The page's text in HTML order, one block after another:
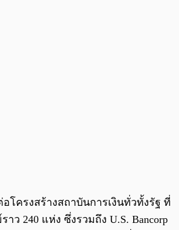
โครงสร้างสถาบันการเงินทั่วทั้งรัฐ ที่
ว 240 แห่ง ซึ่งรวมถึง U.S. Bancorp